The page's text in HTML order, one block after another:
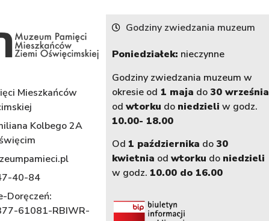
Mieszkańców
Kolbego 2A
40-84
Doręczeń:
61081-RBIWR-
Godziny zwiedzania muzeum
Poniedziałek: nieczynne
Godziny zwiedzania muzeum w
okresie od 1 maja do 30 września
od wtorku do niedzieli w godz.
10.00- 18.00
Od 1 października do 30
kwietnia od wtorku do niedzieli
w godz. 10.00 do 16.00